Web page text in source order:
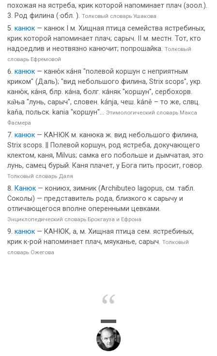
похожая на ястреба, крик которой напоминает плач (зоол.).
3. Род филина (·обл. ). Толковый словарь Ушакова
канюк — канюк I м. Хищная птица семейства ястребиных,
крик которой напоминает плач; сарыч. II м. местн. Тот, кто
надоедлив и неотвязно канючит; попрошайка. Толковый
словарь Ефремовой
канюк — каню́к ка́ня "полевой коршун с неприятным
криком" (Даль); "вид небольшого филина, Striх sсорs", укр.
каню́к, ка́ня, блр. ка́на, болг. ка́няк "коршун", сербохорв.
ка̏ња "лунь, сарыч", словен. kánja, чеш. káně – то же, слвц.
kаňа, польск. kania "коршун"... Этимологический словарь Макса
Фасмера
канюк — КАНЮК м. канюка ж. вид небольшого филина,
Strix scops. || Полевой коршун, род ястреба, докучающего
клектом, каня, Milvus; самка его побольше и дымчатая, это
лунь, самец бурый. Каня плачет, у Бога пить просит, говор.
Толковый словарь Даля
Канюк — кониюх, зимник (Archibuteo lagopus, см. табл.
Соколы) — представитель рода, близкого к сарычу и
отличающегося вполне оперенными цевками.
Энциклопедический словарь Брокгауза и Ефрона
канюк — КАНЮК, а, м. Хищная птица сем. ястребиных,
крик к-рой напоминает плач, мяуканье, сарыч. Толковый
словарь Ожегова